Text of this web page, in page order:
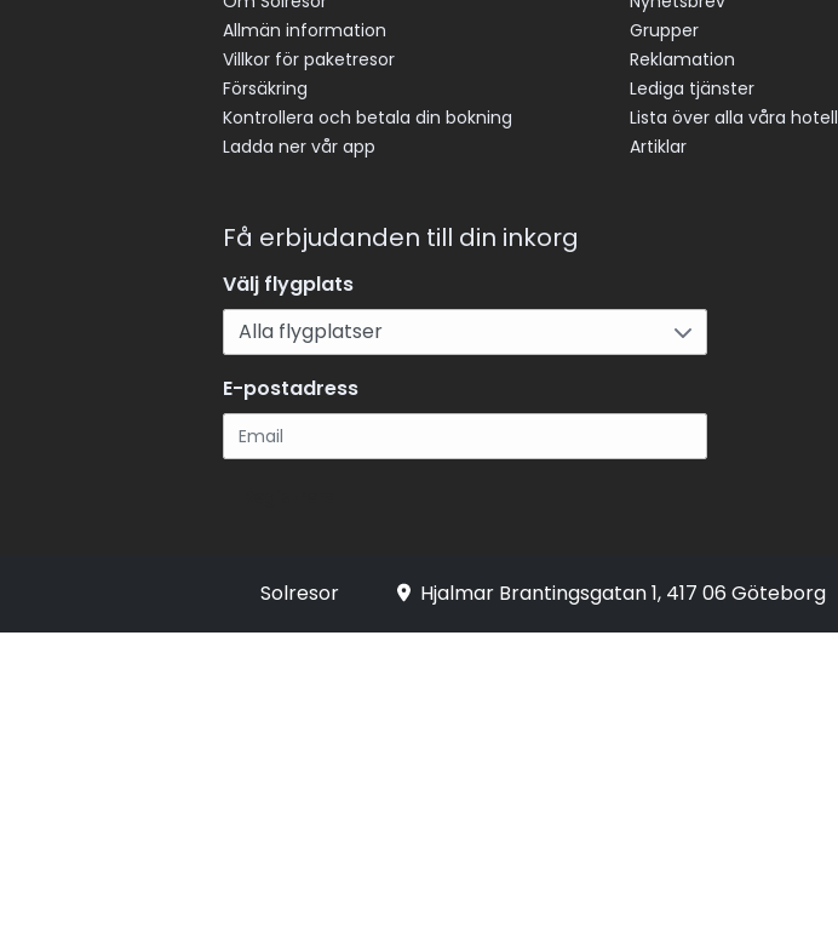
Allmän information
Villkor för paketresor
Försäkring
Kontrollera och betala din bokning
Ladda ner vår app
Grupper
Reklamation
Lediga tjänster
Lista över alla våra hotell
Artiklar
Få erbjudanden till din inkorg
Välj flygplats
E-postadress
Solresor Hjalmar Brantingsgatan 1, 417 06 Göteborg